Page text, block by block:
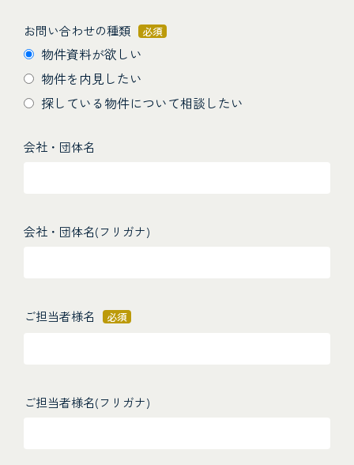
お問い合わせの種類 必須
物件資料が欲しい
物件を内見したい
探している物件について相談したい
会社・団体名
会社・団体名(フリガナ)
ご担当者様名 必須
ご担当者様名(フリガナ)